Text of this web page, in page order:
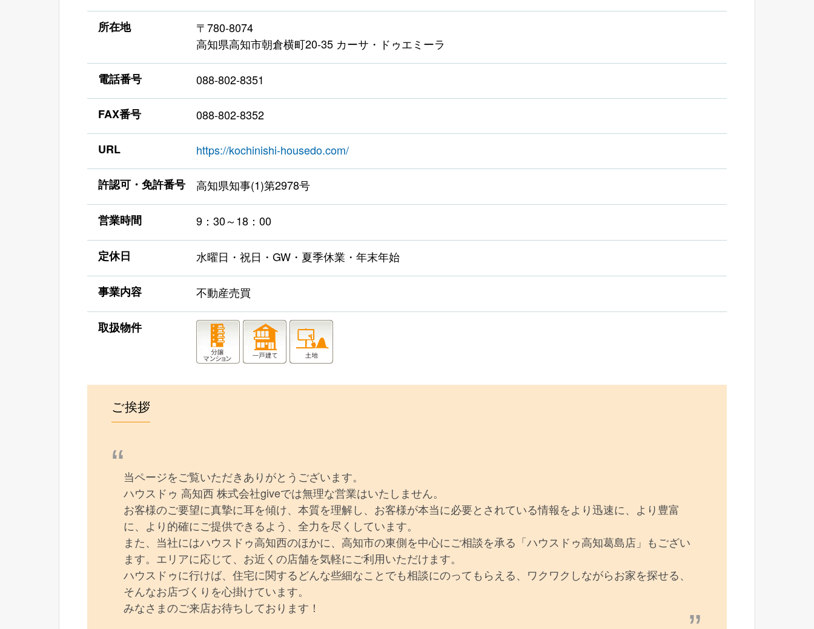
所在地
〒780-8074
高知県高知市朝倉横町20-35 カーサ・ドゥエミーラ
電話番号 088-802-8351
FAX番号 088-802-8352
URL https://kochinishi-housedo.com/
許認可・免許番号 高知県知事(1)第2978号
営業時間 9：30～18：00
定休日 水曜日・祝日・GW・夏季休業・年末年始
事業内容 不動産売買
取扱物件
ご挨拶
当ページをご覧いただきありがとうございます。
ハウスドゥ 高知西 株式会社giveでは無理な営業はいたしません。
お客様のご要望に真摯に耳を傾け、本質を理解し、お客様が本当に必要とされている情報をより迅速に、より豊富
に、より的確にご提供できるよう、全力を尽くしています。
また、当社にはハウスドゥ高知西のほかに、高知市の東側を中心にご相談を承る「ハウスドゥ高知葛島店」もござい
ます。エリアに応じて、お近くの店舗を気軽にご利用いただけます。
ハウスドゥに行けば、住宅に関するどんな些細なことでも相談にのってもらえる、ワクワクしながらお家を探せる、
そんなお店づくりを心掛けています。
みなさまのご来店お待ちしております！